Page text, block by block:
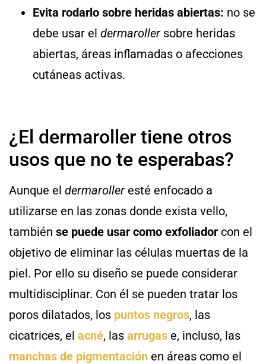
Evita rodarlo sobre heridas abiertas: no se
debe usar el dermaroller sobre heridas
abiertas, áreas inflamadas o afecciones
cutáneas activas.
¿El dermaroller tiene otros
usos que no te esperabas?
Aunque el dermaroller esté enfocado a
utilizarse en las zonas donde exista vello,
también se puede usar como exfoliador con el
objetivo de eliminar las células muertas de la
piel. Por ello su diseño se puede considerar
multidisciplinar. Con él se pueden tratar los
poros dilatados, los puntos negros, las
cicatrices, el acné, las arrugas e, incluso, las
manchas de pigmentación en áreas como el